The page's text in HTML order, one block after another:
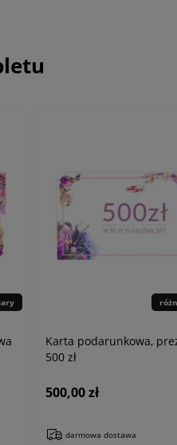
Karta podarunkowa,
500 zł
500,00 zł
darmowa dostawa